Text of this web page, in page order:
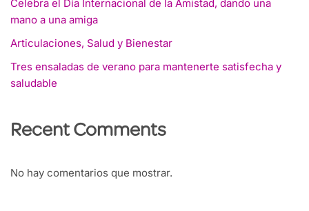
Celebra el Día Internacional de la Amistad, dando una
mano a una amiga
Articulaciones, Salud y Bienestar
Tres ensaladas de verano para mantenerte satisfecha y
saludable
Recent Comments
No hay comentarios que mostrar.